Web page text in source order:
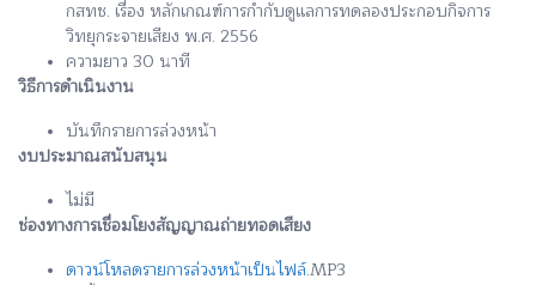
กสทช. เรื่อง หลักเกณฑ์การกำกับดูแลการทดลองประกอบกิจการ
วิทยุกระจายเสียง พ.ศ. 2556
ความยาว 30 นาที
วิธีการดำเนินงาน
บันทึกรายการล่วงหน้า
งบประมาณสนับสนุน
ไม่มี
ช่องทางการเชื่อมโยงสัญญาณถ่ายทอดเสียง
ดาวน์โหลดรายการล่วงหน้าเป็นไฟล์.MP3